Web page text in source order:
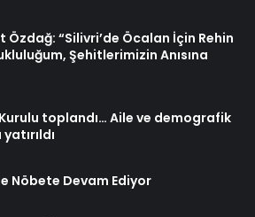
Özdağ: “Silivri’de Öcalan İçin Rehin
Şehitlerimizin Anısına
toplandı… Aile ve demografik
Nöbete Devam Ediyor